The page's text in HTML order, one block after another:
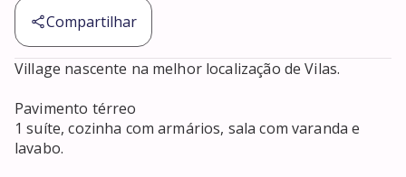
Compartilhar
Village nascente na melhor localização de Vilas.
Pavimento térreo
1 suíte, cozinha com armários, sala com varanda e
lavabo.